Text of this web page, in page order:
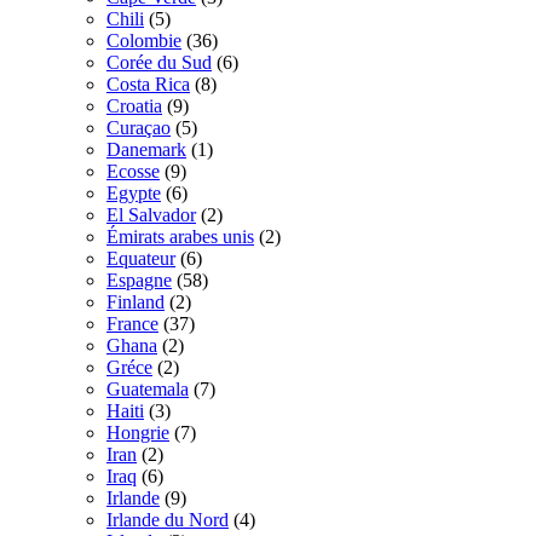
Chili (5)
Colombie (36)
Corée du Sud (6)
Costa Rica (8)
Croatia (9)
Curaçao (5)
Danemark (1)
Ecosse (9)
Egypte (6)
El Salvador (2)
Émirats arabes unis (2)
Equateur (6)
Espagne (58)
Finland (2)
France (37)
Ghana (2)
Gréce (2)
Guatemala (7)
Haiti (3)
Hongrie (7)
Iran (2)
Iraq (6)
Irlande (9)
Irlande du Nord (4)